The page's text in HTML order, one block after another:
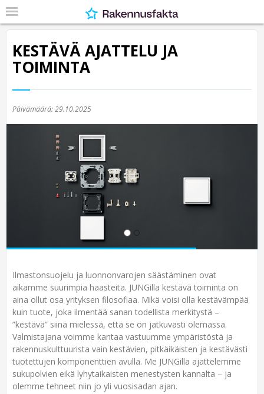
KESTÄVÄ AJATTELU JA
TOIMINTA
Päivämäärä:29.10.2025
Ilmastonsuojelu ja luonnonvarojen säästäminen ovat
aikamme suurimpia haasteita. JUNGilla kestävä toiminta on
aina ollut osa yrityksen filosofiaa. Mikä voisi olla kestävämpää
kuin tuote, joka ilmentää sanan todellista merkitystä –
”kestävä” siinä mielessä, että se on jatkuvasti olemassa.
Valmistajana voimme kantaa vastuumme ympäristöstä ja
rakennuskulttuurista vain kestävien, pitkäikäisten ja kestävästi
tuotettujen komponenttien avulla. Me JUNGilla ajattelemme
sukupolvien eikä lyhytaikaisten menestysten kannalta – ja
olemme tehneet niin jo yli vuosisadan ajan.